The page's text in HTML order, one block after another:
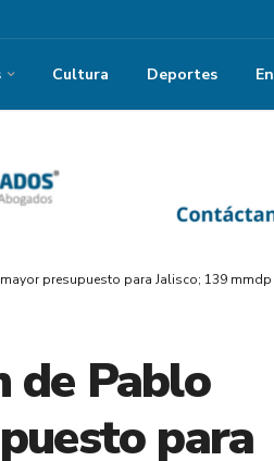
Cultura Deportes
presupuesto para Jalisco; 139 mmdp
de Pablo
para